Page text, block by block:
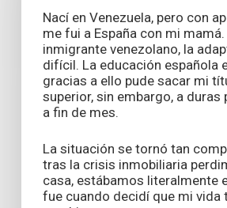
Nací en Venezuela, pero con
me fui a España con mi
inmigrante venezolano, la
difícil. La educación española
gracias a ello pude sacar mi
superior, sin embargo, a duras
a fin de mes.
La situación se tornó tan
tras la crisis inmobiliaria
casa, estábamos literalmente
fue cuando decidí que mi vida